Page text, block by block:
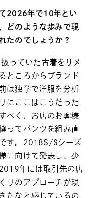
2026年で10年とい
どのような歩みで現
たのでしょうか？
っていた古着をリメ
ところからブランド
は独学で洋服を分析
にここはこうだった
べく、お店のお客様
ってパンツを組み直
す。2018S/Sシーズ
に向けて発表し、少
年には取引先の店
りのアプローチが現
たなと感じているの